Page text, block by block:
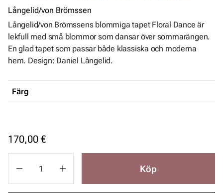
Långelid/von Brömssen
Långelid/von Brömssens blommiga tapet Floral Dance är
lekfull med små blommor som dansar över sommarängen.
En glad tapet som passar både klassiska och moderna
hem. Design: Daniel Långelid.
Färg
170,00 €
Köp